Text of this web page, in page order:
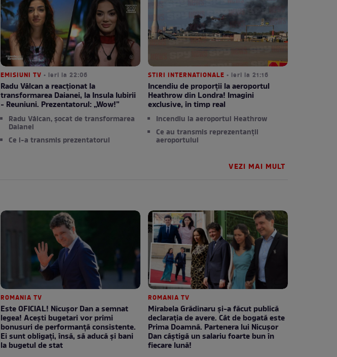
EMISIUNI TV • ieri la 22:06
Radu Vâlcan a reacționat la
transformarea Daianei, la Insula Iubirii
- Reuniuni. Prezentatorul: „Wow!”
Radu Vâlcan, șocat de transformarea
Daianei
Ce i-a transmis prezentatorul
STIRI INTERNATIONALE • ieri la 21:16
Incendiu de proporții la aeroportul
Heathrow din Londra! Imagini
exclusive, în timp real
Incendiu la aeroportul Heathrow
Ce au transmis reprezentanții
aeroportului
VEZI MAI MULT
ROMANIA TV
Este OFICIAL! Nicușor Dan a semnat
legea! Acești bugetari vor primi
bonusuri de performanță consistente.
Ei sunt obligați, însă, să aducă și bani
la bugetul de stat
ROMANIA TV
Mirabela Grădinaru și-a făcut publică
declarația de avere. Cât de bogată este
Prima Doamnă. Partenera lui Nicușor
Dan câștigă un salariu foarte bun în
fiecare lună!